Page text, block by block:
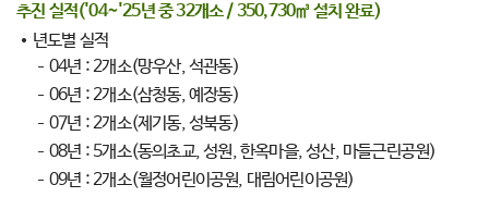
추진 실적('04~'25년 중 32개소 / 350,730㎥ 설치 완료)
년도별 실적
04년 : 2개소(망우산, 석관동)
06년 : 2개소(삼청동, 예장동)
07년 : 2개소(제기동, 성북동)
08년 : 5개소(동의초교, 성원, 한옥마을, 성산, 마들근린공원)
09년 : 2개소(월정어린이공원, 대림어린이공원)